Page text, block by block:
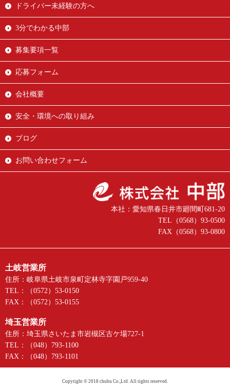
ドライバー未経験の方へ
3分でわかる中部
募集要項一覧
応募フォーム
会社概要
安全・環境への取り組み
ブログ
お問い合わせフォーム
本社：愛知県春日井市廻間町681-20
TEL（0568）93-0500
FAX（0568）93-0800
土岐営業所
住所：岐阜県土岐市泉町定林寺字園戸959-40
TEL：（0572）53-0150
FAX：（0572）53-0155
埼玉営業所
住所：埼玉県さいたま市岩槻区古ケ場727-1
TEL：（048）793-1100
FAX：（048）793-1101
Copyright © 2018 chubu Co.,Ltd. All rights reserved.